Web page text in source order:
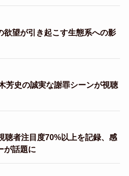
欲望が引き起こす生態系への影
芳史の誠実な謝罪シーンが視聴
聴者注目度70%以上を記録、感
が話題に